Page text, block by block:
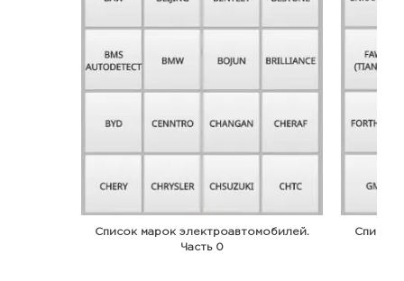
Список марок электроавтомобилей.
Часть 0
Список